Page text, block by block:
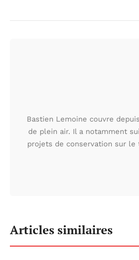
Bastien Lemoine couvre
de plein air. Il a notamment
projets de conservation sur le
Articles similaires